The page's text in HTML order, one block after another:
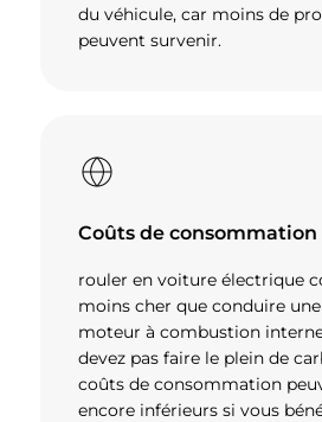
du véhicule, car moins de
peuvent survenir.
Coûts de
rouler en voiture électrique
moins cher que conduire
moteur à combustion
devez pas faire le plein de
coûts de consommation
encore inférieurs si vous